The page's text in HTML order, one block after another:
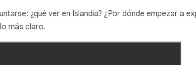
¿qué ver en Islandia? ¿Por dónde empezar a
más claro.